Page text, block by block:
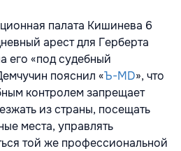
палата Кишинева 6
арест для Герберта
его «под судебный
пояснил «Ъ-MD», что
контролем запрещает
из страны, посещать
места, управлять
той же профессиональной